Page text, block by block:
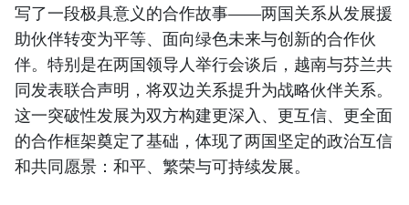
写了一段极具意义的合作故事——两国关系从发展援
助伙伴转变为平等、面向绿色未来与创新的合作伙
伴。特别是在两国领导人举行会谈后，越南与芬兰共
同发表联合声明，将双边关系提升为战略伙伴关系。
这一突破性发展为双方构建更深入、更互信、更全面
的合作框架奠定了基础，体现了两国坚定的政治互信
和共同愿景：和平、繁荣与可持续发展。